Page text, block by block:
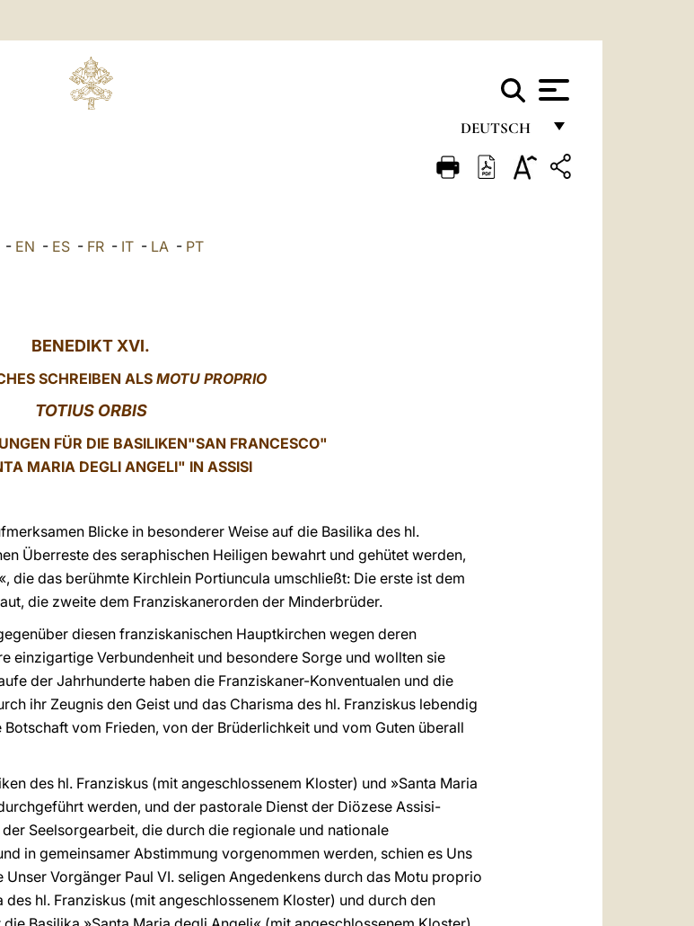
DEUTSCH
FRANÇAIS
- EN - ES- FR- IT- LA- PT
BENEDIKT XVI.
SCHREIBEN ALSMOTU PROPRIO
TOTIUS ORBIS
FÜR DIE BASILIKEN"SAN FRANCESCO"
MARIA DEGLI ANGELI" IN ASSISI
Blicke in besonderer Weise auf die Basilika des hl.
Überreste des seraphischen Heiligen bewahrt und gehütet werden,
die das berühmte Kirchlein Portiuncula umschließt: Die erste ist dem
die zweite dem Franziskanerorden der Minderbrüder.
diesen franziskanischen Hauptkirchen wegen deren
einzigartige Verbundenheit und besondere Sorge und wollten sie
der Jahrhunderte haben die Franziskaner-Konventualen und die
ihr Zeugnis den Geist und das Charisma des hl. Franziskus lebendig
vom Frieden, von der Brüderlichkeit und vom Guten überall
des hl. Franziskus (mit angeschlossenem Kloster) und »Santa Maria
werden, und der pastorale Dienst der Diözese Assisi-
Seelsorgearbeit, die durch die regionale und nationale
in gemeinsamer Abstimmung vorgenommen werden, schien es Uns
Vorgänger Paul VI. seligen Angedenkens durch das Motu proprio
hl. Franziskus (mit angeschlossenem Kloster) und durch den